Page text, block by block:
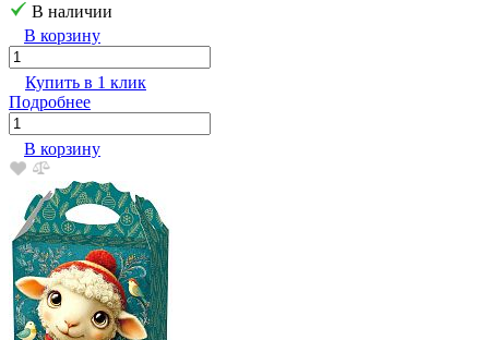
В наличии
В корзину
Купить в 1 клик
Подробнее
В корзину